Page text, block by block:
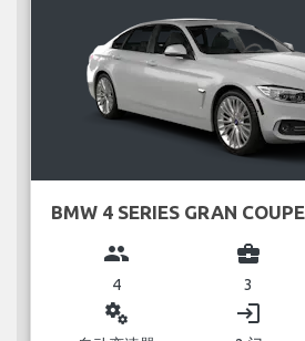
BMW 4 SERIES GRAN COUPE
group
4
business_center
3
miscellaneous_services login